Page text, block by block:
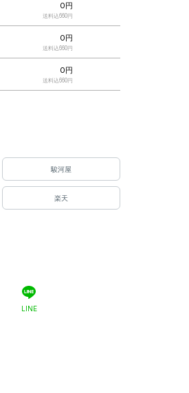
0円
送料込660円
0円
送料込660円
0円
送料込660円
駿河屋
楽天
LINE